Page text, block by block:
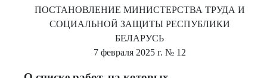
ПОСТАНОВЛЕНИЕ МИНИСТЕРСТВА ТРУДА И
СОЦИАЛЬНОЙ ЗАЩИТЫ РЕСПУБЛИКИ
БЕЛАРУСЬ
7 февраля 2025 г. № 12